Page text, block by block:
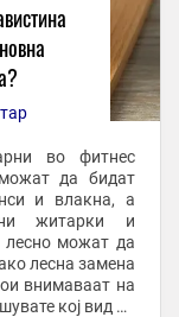
во фитнес
да бидат
и влакна, а
житарки и
лесно можат да
лесна замена
внимаваат на
кој вид да